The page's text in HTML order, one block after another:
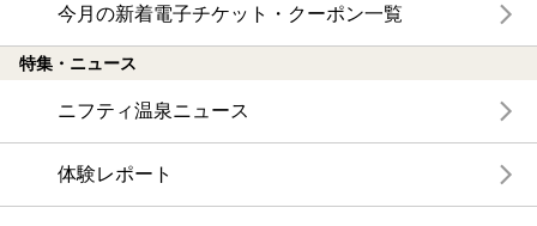
今月の新着電子チケット・クーポン一覧
特集・ニュース
ニフティ温泉ニュース
体験レポート